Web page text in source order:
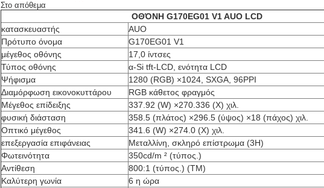
Στο απόθεμα
ΟΘΌΝΗ G170EG01 V1 AUO LCD
κατασκευαστής
AUO
Πρότυπο όνομα
G170EG01 V1
μέγεθος οθόνης
17,0 ίντσες
Τύπος οθόνης
α-Si tft-LCD, ενότητα LCD
Ψήφισμα
1280 (RGB) ×1024, SXGA, 96PPI
Διαμόρφωση εικονοκυττάρου
RGB κάθετος φραγμός
Μέγεθος επίδειξης
337.92 (W) ×270.336 (Χ) χιλ.
φυσική διάσταση
358.5 (πλάτος) ×296.5 (ύψος) ×18 (πάχος) χιλ.
Οπτικό μέγεθος
341.6 (W) ×274.0 (Χ) χιλ.
επεξεργασία επιφάνειας
Μεταλλίνη, σκληρό επίστρωμα (3H)
Φωτεινότητα
350cd/m ² (τύπος.)
Αντίθεση
800:1 (τύπος.) (TM)
Καλύτερη γωνία
6 η ώρα